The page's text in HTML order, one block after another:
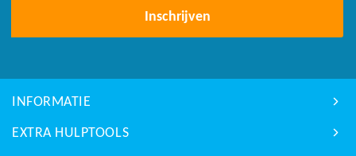
Inschrijven
INFORMATIE
EXTRA HULPTOOLS